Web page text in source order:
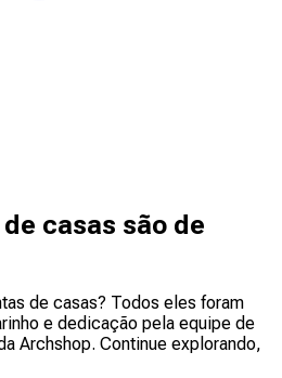
casas são de
de casas? Todos eles foram
e dedicação pela equipe de
Archshop. Continue explorando,